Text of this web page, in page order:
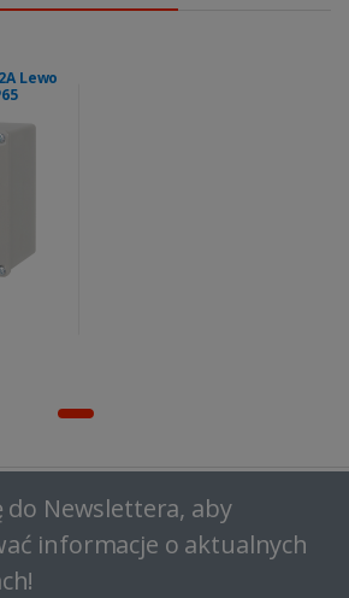
Lewo
do Newslettera, aby
informacje o aktualnych